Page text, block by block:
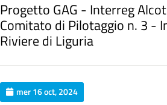
Progetto GAG - Interreg
Comitato di Pilotaggio n. 3 -
Riviere di Liguria
mer 16 oct, 2024